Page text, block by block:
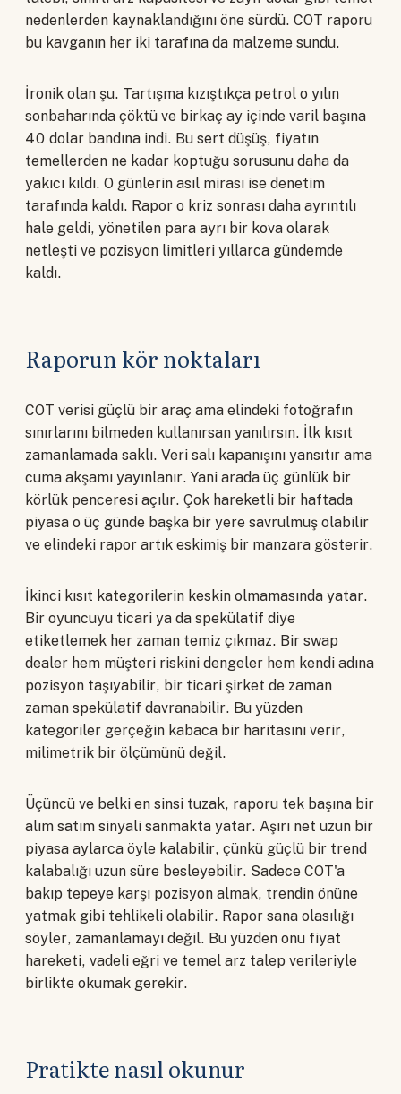
nedenlerden kaynaklandığını öne sürdü. COT raporu
bu kavganın her iki tarafına da malzeme sundu.
İronik olan şu. Tartışma kızıştıkça petrol o yılın
sonbaharında çöktü ve birkaç ay içinde varil başına
40 dolar bandına indi. Bu sert düşüş, fiyatın
temellerden ne kadar koptuğu sorusunu daha da
yakıcı kıldı. O günlerin asıl mirası ise denetim
tarafında kaldı. Rapor o kriz sonrası daha ayrıntılı
hale geldi, yönetilen para ayrı bir kova olarak
netleşti ve pozisyon limitleri yıllarca gündemde
kaldı.
Raporun kör noktaları
COT verisi güçlü bir araç ama elindeki fotoğrafın
sınırlarını bilmeden kullanırsan yanılırsın. İlk kısıt
zamanlamada saklı. Veri salı kapanışını yansıtır ama
cuma akşamı yayınlanır. Yani arada üç günlük bir
körlük penceresi açılır. Çok hareketli bir haftada
piyasa o üç günde başka bir yere savrulmuş olabilir
ve elindeki rapor artık eskimiş bir manzara gösterir.
İkinci kısıt kategorilerin keskin olmamasında yatar.
Bir oyuncuyu ticari ya da spekülatif diye
etiketlemek her zaman temiz çıkmaz. Bir swap
dealer hem müşteri riskini dengeler hem kendi adına
pozisyon taşıyabilir, bir ticari şirket de zaman
zaman spekülatif davranabilir. Bu yüzden
kategoriler gerçeğin kabaca bir haritasını verir,
milimetrik bir ölçümünü değil.
Üçüncü ve belki en sinsi tuzak, raporu tek başına bir
alım satım sinyali sanmakta yatar. Aşırı net uzun bir
piyasa aylarca öyle kalabilir, çünkü güçlü bir trend
kalabalığı uzun süre besleyebilir. Sadece COT'a
bakıp tepeye karşı pozisyon almak, trendin önüne
yatmak gibi tehlikeli olabilir. Rapor sana olasılığı
söyler, zamanlamayı değil. Bu yüzden onu fiyat
hareketi, vadeli eğri ve temel arz talep verileriyle
birlikte okumak gerekir.
Pratikte nasıl okunur